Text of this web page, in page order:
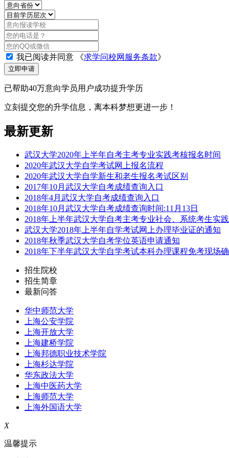
我已阅读并同意 《求学问校网服务条款》
立即申请
已帮助40万意向学员用户成功提升学历
立刻提交您的升学信息，离本科梦想更进一步！
最新更新
武汉大学2020年上半年自考主考专业实践考核报名时间
2020年武汉大学自学考试网上报名流程
2020年武汉大学自学新生和老生报名考试区别
2017年10月武汉大学自考成绩查询入口
2018年4月武汉大学自考成绩查询入口
2018年10月武汉大学自考成绩查询时间:11月13日
2018年上半年武汉大学自考主考专业社会、系统考生实
武汉大学2018年上半年自学考试网上办理毕业证的通知
2018年秋季武汉大学自考学位英语申请通知
2018年下半年武汉大学自学考试本科办理课程免考现场
招生院校
招生简章
最新问答
华中师范大学
上海公安学院
上海开放大学
上海建桥学院
上海邦德职业技术学院
上海杉达学院
华东政法大学
上海中医药大学
上海师范大学
上海外国语大学
X
温馨提示